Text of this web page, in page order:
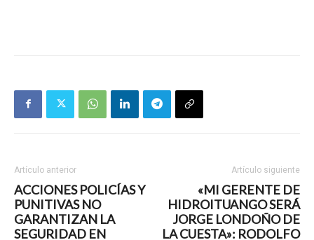
Artículo anterior
ACCIONES POLICÍAS Y
PUNITIVAS NO
GARANTIZAN LA
SEGURIDAD EN
Artículo siguiente
«MI GERENTE DE
HIDROITUANGO SERÁ
JORGE LONDOÑO DE
LA CUESTA»: RODOLFO